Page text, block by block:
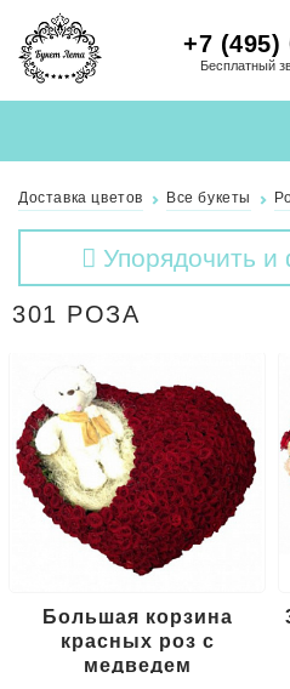
+7 (495)
Бесплатный
Доставка цветов Все букеты
Упорядочить и
301 РОЗА
Большая корзина
красных роз с
медведем